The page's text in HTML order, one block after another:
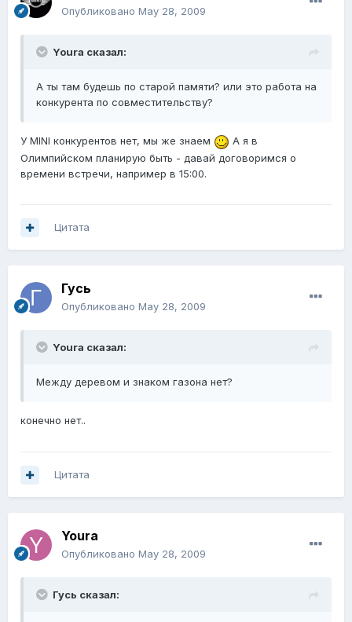
Опубликовано May 28, 2009
Youra сказал:
А ты там будешь по старой памяти? или это работа на
конкурента по совместительству?
У MINI конкурентов нет, мы же знаем
А я в
Олимпийском планирую быть - давай договоримся о
времени встречи, например в 15:00.
Цитата
Гусь
Опубликовано May 28, 2009
Youra сказал:
Между деревом и знаком газона нет?
конечно нет..
Цитата
Youra
Опубликовано May 28, 2009
Гусь сказал: